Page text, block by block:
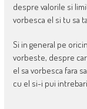
despre valorile si
vorbesca el si tu sa
Si in general pe
vorbeste, despre
el sa vorbesca fara
cu el si-i pui